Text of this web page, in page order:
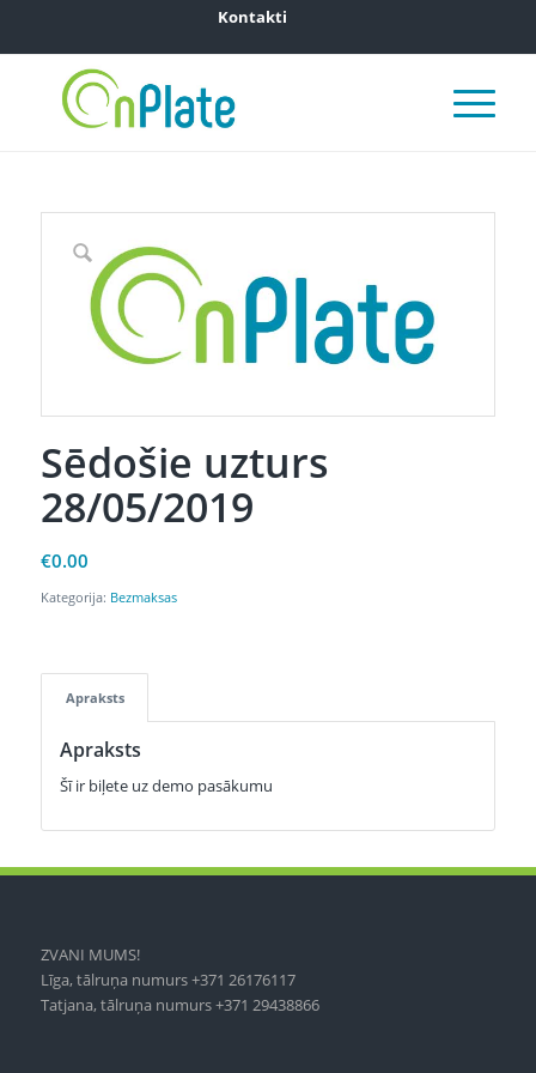
Kontakti
Sēdošie uzturs
28/05/2019
€0.00
Kategorija: Bezmaksas
Apraksts
Apraksts
Šī ir biļete uz demo pasākumu
ZVANI MUMS!
Līga, tālruņa numurs +371 26176117
Tatjana, tālruņa numurs +371 29438866